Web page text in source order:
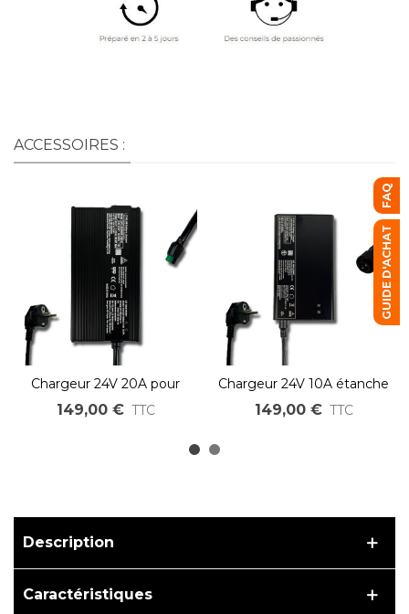
ACCESSOIRES :
Chargeur 24V 20A pour
batterie Lithium LiMn
149,00 € TTC
Chargeur 24V 10A étanche
IP66 pour batterie Lihtium
149,00 € TTC
Description
Caractéristiques
FAQ
GUIDE D'ACHAT